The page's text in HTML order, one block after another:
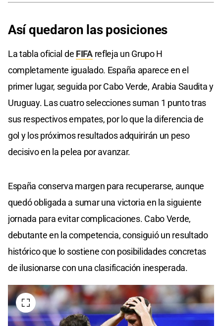
Así quedaron las posiciones
La tabla oficial de FIFArefleja un Grupo H
completamente igualado. España aparece en el
primer lugar, seguida por Cabo Verde, Arabia Saudita y
Uruguay. Las cuatro selecciones suman 1 punto tras
sus respectivos empates, por lo que la diferencia de
gol y los próximos resultados adquirirán un peso
decisivo en la pelea por avanzar.
España conserva margen para recuperarse, aunque
quedó obligada a sumar una victoria en la siguiente
jornada para evitar complicaciones. Cabo Verde,
debutante en la competencia, consiguió un resultado
histórico que lo sostiene con posibilidades concretas
de ilusionarse con una clasificación inesperada.